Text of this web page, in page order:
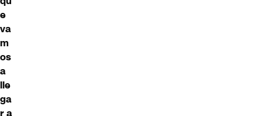
e
va
m
os
a
lle
ga